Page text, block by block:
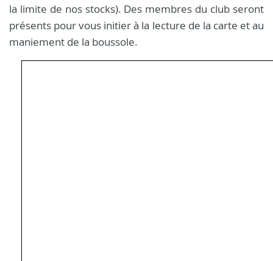
la limite de nos stocks). Des membres du club seront
présents pour vous initier à la lecture de la carte et au
maniement de la boussole.